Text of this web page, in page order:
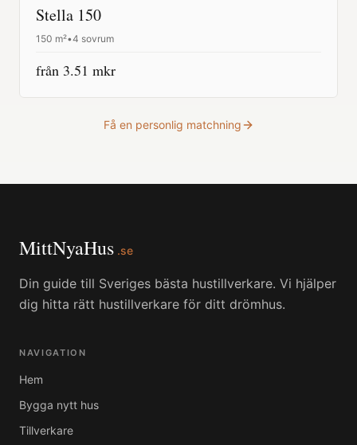
Stella 150
150 m²•4 sovrum
från 3.51 mkr
Få en personlig matchning
MittNyaHus .se
Din guide till Sveriges bästa hustillverkare. Vi hjälper
dig hitta rätt hustillverkare för ditt drömhus.
NAVIGATION
Hem
Bygga nytt hus
Tillverkare